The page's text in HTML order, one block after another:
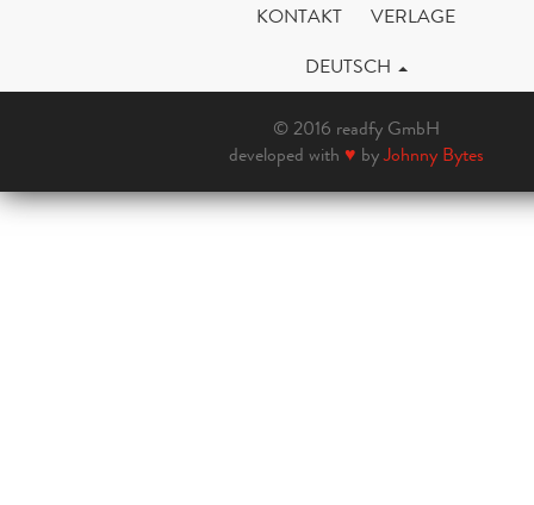
KONTAKT
VERLAGE
DEUTSCH
© 2016 readfy GmbH
developed with ♥ byJohnny Bytes